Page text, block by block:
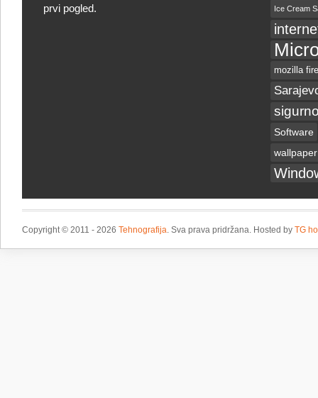
prvi pogled.
Ice Cream
mozilla
Software
wallpaper
Copyright © 2011 - 2026 Tehnografija. Sva prava pridržana. Hosted by TG